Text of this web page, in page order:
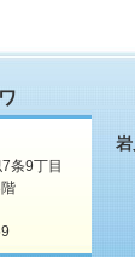
条9丁目